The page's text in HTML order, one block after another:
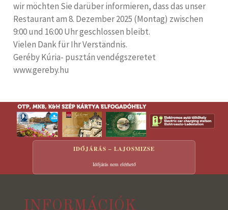
wir möchten Sie darüber informieren, dass das unser
Restaurant am 8. Dezember 2025 (Montag) zwischen
9:00 und 16:00 Uhr geschlossen bleibt.
Vielen Dank für Ihr Verständnis.
Geréby Kúria- pusztán vendégszeretet
www.gereby.hu
IDŐJÁRÁS – LAJOSMIZSE
Időjárás nem elérhető
INFORMÁCIÓK